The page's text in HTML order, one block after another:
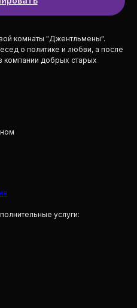
комнаты "Джентльмены".
о политике и любви, а после
добрых старых
услуги: